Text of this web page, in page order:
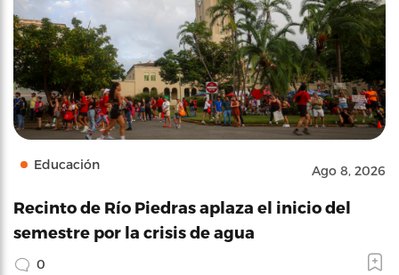
Educación Ago 8, 2026
Recinto de Río Piedras aplaza el inicio del
semestre por la crisis de agua
0